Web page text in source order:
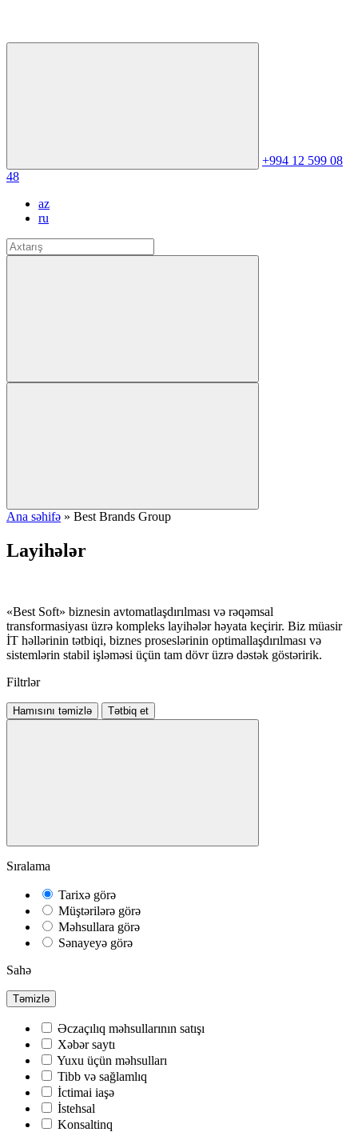
+994 12 599 08
48
az
ru
Ana səhifə » Best Brands Group
Layihələr
«Best Soft» biznesin avtomatlaşdırılması və rəqəmsal
transformasiyası üzrə kompleks layihələr həyata keçirir. Biz müasir
İT həllərinin tətbiqi, biznes proseslərinin optimallaşdırılması və
sistemlərin stabil işləməsi üçün tam dövr üzrə dəstək göstəririk.
Filtrlər
Hamısını təmizlə Tətbiq et
Sıralama
Tarixə görə
Müştərilərə görə
Məhsullara görə
Sənayeyə görə
Sahə
Təmizlə
Əczaçılıq məhsullarının satışı
Хəbər saytı
Yuxu üçün məhsulları
Tibb və sağlamlıq
İctimai iaşə
İstehsal
Konsaltinq